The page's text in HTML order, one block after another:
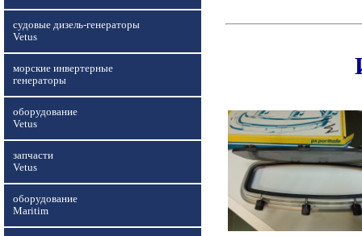
судовые дизель-генераторы
Vetus
морские инвертерные
генераторы
оборудование
Vetus
запчасти
Vetus
оборудование
Maritim